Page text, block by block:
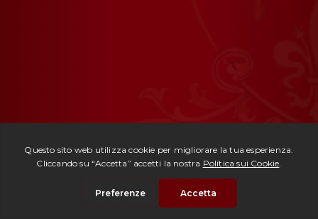
Agriturismo Veneto
| Trattativa riservata